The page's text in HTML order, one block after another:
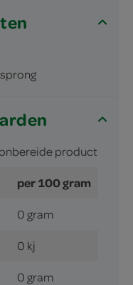
product
per 100 gram
0 gram
0 kj
0 gram